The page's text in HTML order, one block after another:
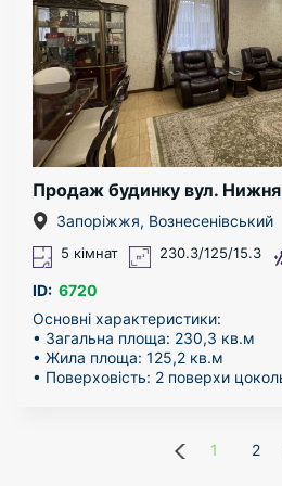
Без комісії для покупця!
Зателефонуйте та запишіться на
ваш дзвінок.
Продаж будинку вул. Нижня
Запоріжжя, Вознесенівський
5 кімнат 230.3/125/15.3
ID: 6720
Основні характеристики:
• Загальна площа: 230,3 кв.м
• Жила площа: 125,2 кв.м
• Поверховість: 2 поверхи
Назад
1 2